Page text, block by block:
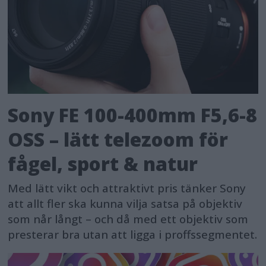
Sony FE 100-400mm F5,6-8
OSS – lätt telezoom för
fågel, sport & natur
Med lätt vikt och attraktivt pris tänker Sony
att allt fler ska kunna vilja satsa på objektiv
som når långt – och då med ett objektiv som
presterar bra utan att ligga i proffssegmentet.